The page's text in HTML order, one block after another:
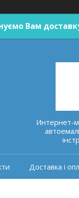
Вам
Интернет-
Доставка і